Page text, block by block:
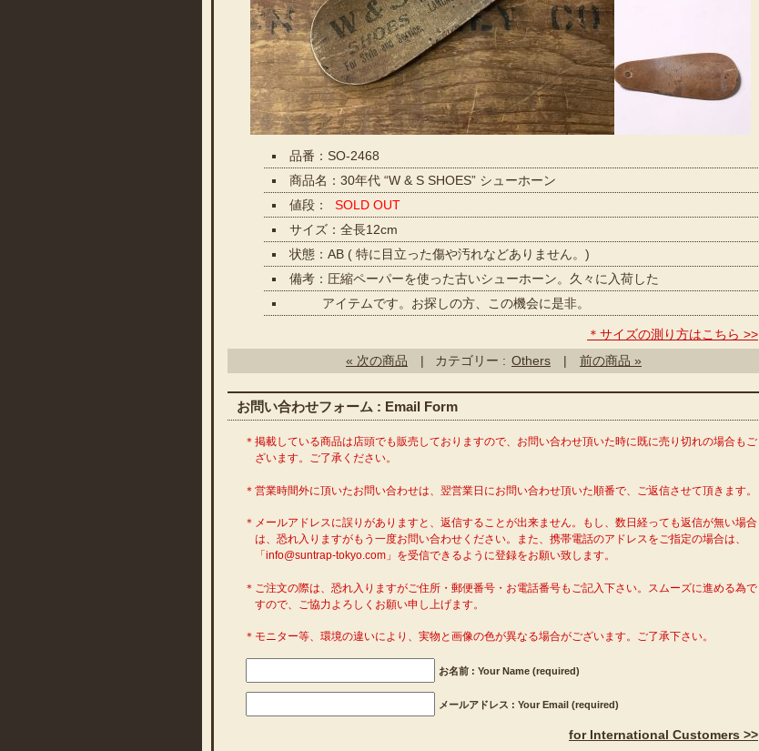
品番：SO-2468
商品名：30年代 “W & S SHOES” シューホーン
値段： SOLD OUT
サイズ：全長12cm
状態：AB ( 特に目立った傷や汚れなどありません。)
備考：圧縮ペーパーを使った古いシューホーン。久々に入荷した
アイテムです。お探しの方、この機会に是非。
＊サイズの測り方はこちら >>
« 次の商品
| カテゴリー : Others | 前の商品 »
お問い合わせフォーム : Email Form
＊掲載している商品は店頭でも販売しておりますので、お問い合わせ頂いた時に既に売り切れの場合もご
ざいます。ご了承ください。
＊営業時間外に頂いたお問い合わせは、翌営業日にお問い合わせ頂いた順番で、ご返信させて頂きます。
＊メールアドレスに誤りがありますと、返信することが出来ません。もし、数日経っても返信が無い場合
は、恐れ入りますがもう一度お問い合わせください。また、携帯電話のアドレスをご指定の場合は、
「info@suntrap-tokyo.com」を受信できるように登録をお願い致します。
＊ご注文の際は、恐れ入りますがご住所・郵便番号・お電話番号もご記入下さい。スムーズに進める為で
すので、ご協力よろしくお願い申し上げます。
＊モニター等、環境の違いにより、実物と画像の色が異なる場合がございます。ご了承下さい。
お名前 : Your Name (required)
メールアドレス : Your Email (required)
for International Customers >>